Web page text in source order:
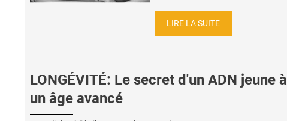
LIRE LA SUITE
LONGÉVITÉ: Le secret d'un ADN jeune à
un âge avancé